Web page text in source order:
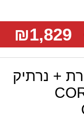
₪1,829
+ נרתיק